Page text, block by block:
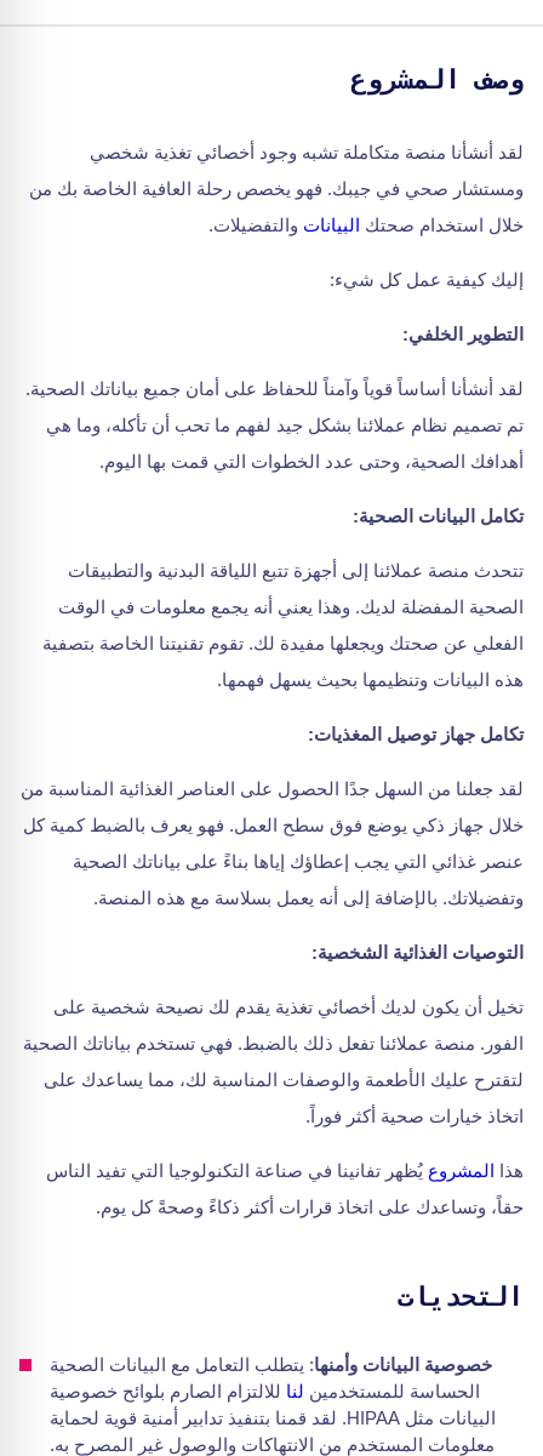
وصف المشروع
لقد أنشأنا منصة متكاملة تشبه وجود أخصائي تغذية شخصي
ومستشار صحي في جيبك. فهو يخصص رحلة العافية الخاصة بك من
خلال استخدام صحتك البيانات والتفضيلات.
إليك كيفية عمل كل شيء:
التطوير الخلفي:
لقد أنشأنا أساساً قوياً وآمناً للحفاظ على أمان جميع بياناتك الصحية.
تم تصميم نظام عملائنا بشكل جيد لفهم ما تحب أن تأكله، وما هي
أهدافك الصحية، وحتى عدد الخطوات التي قمت بها اليوم.
تكامل البيانات الصحية:
تتحدث منصة عملائنا إلى أجهزة تتبع اللياقة البدنية والتطبيقات
الصحية المفضلة لديك. وهذا يعني أنه يجمع معلومات في الوقت
الفعلي عن صحتك ويجعلها مفيدة لك. تقوم تقنيتنا الخاصة بتصفية
هذه البيانات وتنظيمها بحيث يسهل فهمها.
تكامل جهاز توصيل المغذيات:
لقد جعلنا من السهل جدًا الحصول على العناصر الغذائية المناسبة من
خلال جهاز ذكي يوضع فوق سطح العمل. فهو يعرف بالضبط كمية كل
عنصر غذائي التي يجب إعطاؤك إياها بناءً على بياناتك الصحية
وتفضيلاتك. بالإضافة إلى أنه يعمل بسلاسة مع هذه المنصة.
التوصيات الغذائية الشخصية:
تخيل أن يكون لديك أخصائي تغذية يقدم لك نصيحة شخصية على
الفور. منصة عملائنا تفعل ذلك بالضبط. فهي تستخدم بياناتك الصحية
لتقترح عليك الأطعمة والوصفات المناسبة لك، مما يساعدك على
اتخاذ خيارات صحية أكثر فوراً.
هذا المشروع يُظهر تفانينا في صناعة التكنولوجيا التي تفيد الناس
حقاً، وتساعدك على اتخاذ قرارات أكثر ذكاءً وصحةً كل يوم.
التحديات
خصوصية البيانات وأمنها: يتطلب التعامل مع البيانات الصحية
الحساسة للمستخدمين لنا للالتزام الصارم بلوائح خصوصية
البيانات مثل HIPAA. لقد قمنا بتنفيذ تدابير أمنية قوية لحماية
معلومات المستخدم من الانتهاكات والوصول غير المصرح به.